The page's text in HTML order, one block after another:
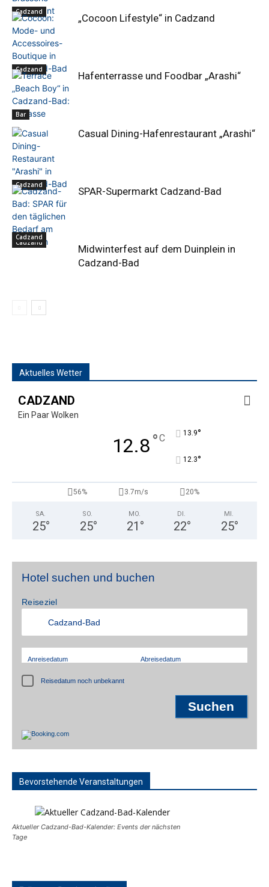
Cadzand
Cadzand
„Cocoon Lifestyle“ in Cadzand
Bar
Hafenterrasse und Foodbar „Arashi“
Cadzand
Casual Dining-Hafenrestaurant „Arashi“
Cadzand
SPAR-Supermarkt Cadzand-Bad
Cadzand
Midwinterfest auf dem Duinplein in
Cadzand-Bad
Aktuelles Wetter
CADZAND
Ein Paar Wolken
12.8°C 13.9°
12.3°
56% 3.7m/s 20%
SA.
25°
SO.
25°
MO.
21 °
DI.
22°
MI.
25°
Hotel suchen und buchen
Reiseziel
Anreisedatum Abreisedatum
Reisedatum noch unbekannt
Bevorstehende Veranstaltungen
Aktueller Cadzand-Bad-Kalender: Events der nächsten
Tage